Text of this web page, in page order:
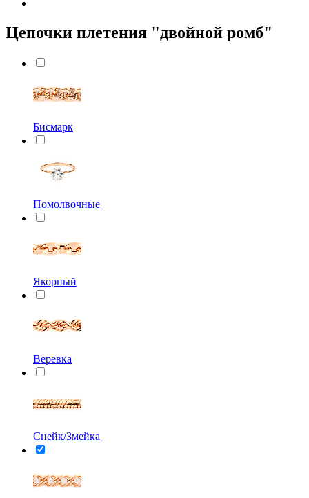
Цепочки плетения "двойной ромб"
Бисмарк
Помолвочные
Якорный
Веревка
Снейк/Змейка